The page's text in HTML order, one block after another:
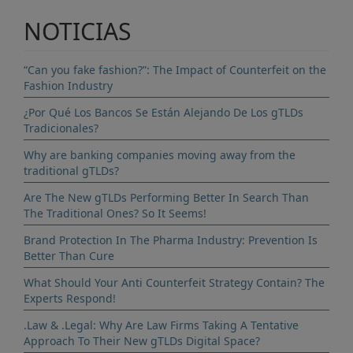
NOTICIAS
“Can you fake fashion?”: The Impact of Counterfeit on the
Fashion Industry
¿Por Qué Los Bancos Se Están Alejando De Los gTLDs
Tradicionales?
Why are banking companies moving away from the
traditional gTLDs?
Are The New gTLDs Performing Better In Search Than
The Traditional Ones? So It Seems!
Brand Protection In The Pharma Industry: Prevention Is
Better Than Cure
What Should Your Anti Counterfeit Strategy Contain? The
Experts Respond!
.Law & .Legal: Why Are Law Firms Taking A Tentative
Approach To Their New gTLDs Digital Space?